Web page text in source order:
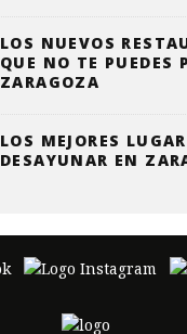
LOS NUEVOS
QUE NO TE PUEDES
ZARAGOZA
LOS MEJORES
DESAYUNAR EN